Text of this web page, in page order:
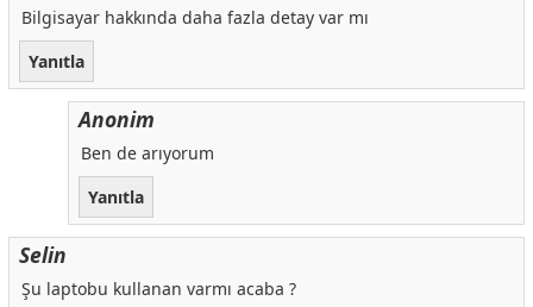
Bilgisayar hakkında daha fazla detay var mı
Yanıtla
Anonim
Ben de arıyorum
Yanıtla
Selin
Şu laptobu kullanan varmı acaba ?